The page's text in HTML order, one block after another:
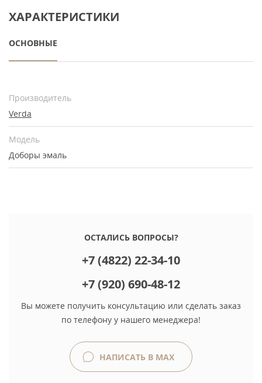
ХАРАКТЕРИСТИКИ
ОСНОВНЫЕ
Производитель
Verda
Модель
Доборы эмаль
ОСТАЛИСЬ ВОПРОСЫ?
+7 (4822) 22-34-10
+7 (920) 690-48-12
Вы можете получить консультацию или сделать заказ
по телефону у нашего менеджера!
НАПИСАТЬ В MAX